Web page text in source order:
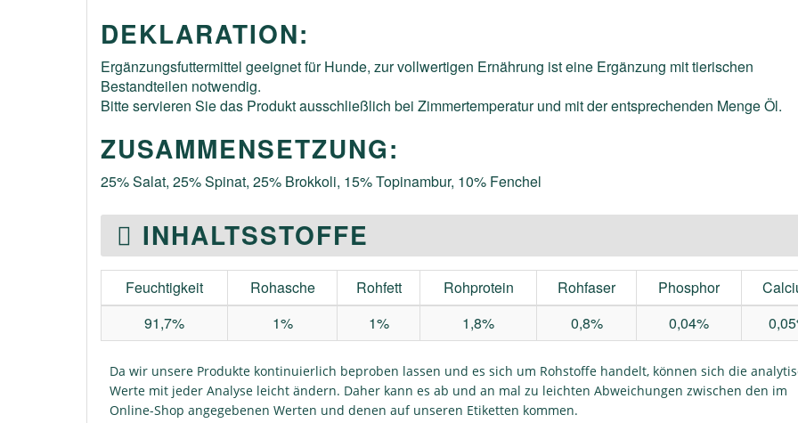
DEKLARATION:
Ergänzungsfuttermittel geeignet für Hunde, zur vollwertigen Ernährung ist eine Ergänzung mit tierischen
Bestandteilen notwendig.
Bitte servieren Sie das Produkt ausschließlich bei Zimmertemperatur und mit der entsprechenden Menge Öl.
ZUSAMMENSETZUNG:
25% Salat, 25% Spinat, 25% Brokkoli, 15% Topinambur, 10% Fenchel
INHALTSSTOFFE
Feuchtigkeit Rohasche Rohfett Rohprotein Rohfaser Phosphor
91,7%
1% 1% 1,8% 0,8% 0,04%
Da wir unsere Produkte kontinuierlich beproben lassen und es sich um Rohstoffe handelt, können sich die
Werte mit jeder Analyse leicht ändern. Daher kann es ab und an mal zu leichten Abweichungen zwischen den im
Online-Shop angegebenen Werten und denen auf unseren Etiketten kommen.